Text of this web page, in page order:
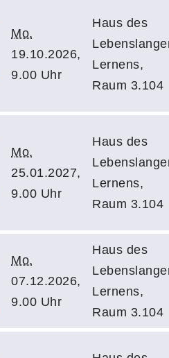
Mo.
19.10.2026,
9.00 Uhr
Haus des
Lernens,
Raum 3.104
Mo.
25.01.2027,
9.00 Uhr
Haus des
Lernens,
Raum 3.104
Mo.
07.12.2026,
9.00 Uhr
Haus des
Lernens,
Raum 3.104